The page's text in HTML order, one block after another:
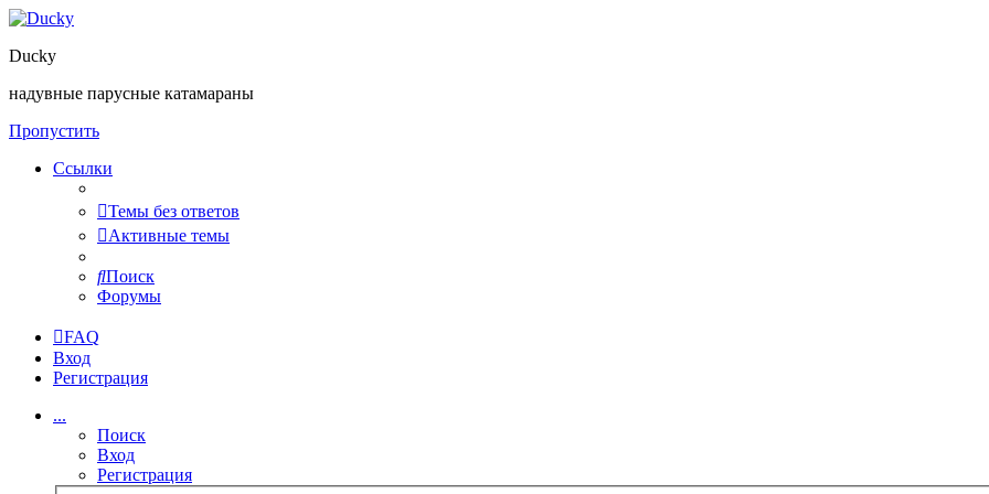
Ducky
надувные парусные катамараны
Пропустить
Ссылки
Темы без ответов
Активные темы
Поиск
Форумы
FAQ
Вход
Регистрация
...
Поиск
Вход
Регистрация